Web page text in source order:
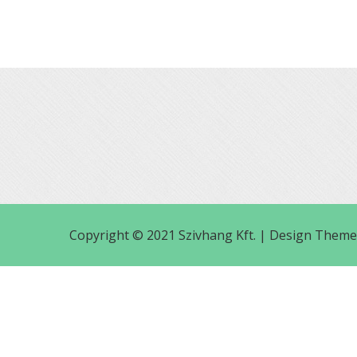
Copyright © 2021 Szivhang Kft. | Design